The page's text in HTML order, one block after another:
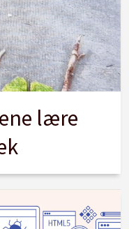
lære